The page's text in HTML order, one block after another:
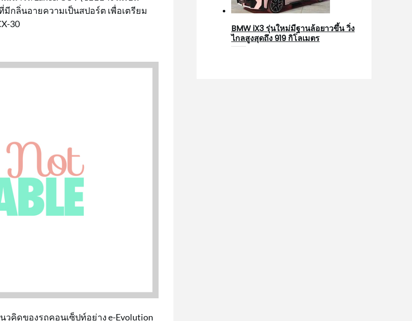
มีกลิ่นอายความเป็นสปอร์ต เพื่อเตรียม
30
คิดของรถคอนเซ็ปท์อย่าง e-Evolution
BMW iX3 รุ่นใหม่มีฐานล้อยาวขึ้น วิ่ง
ไกลสูงสุดถึง 919 กิโลเมตร